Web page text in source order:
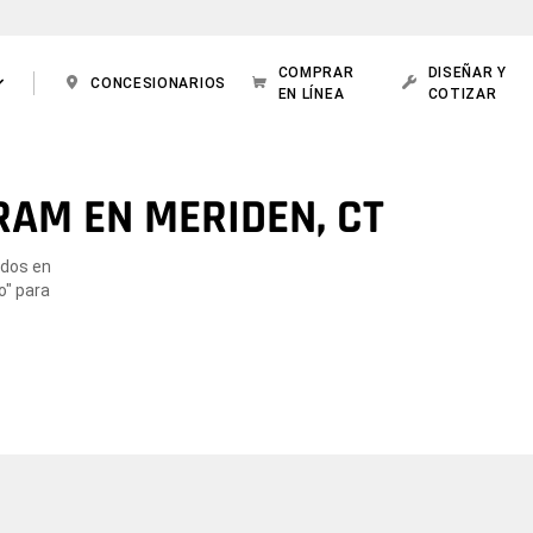
CONCESIONARIOS
COMPRAR
EN LÍNEA
DISEÑAR Y
COTIZAR
EN MERIDEN, CT
en
para